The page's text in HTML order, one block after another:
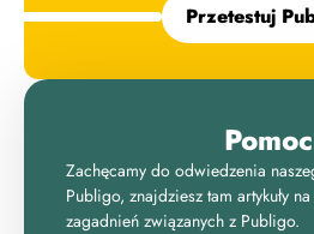
Przetestuj
Pomoc
Zachęcamy do odwiedzenia
Publigo, znajdziesz tam artykuły
zagadnień związanych z Publigo.